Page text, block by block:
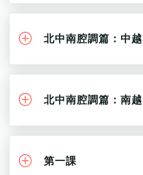
北中南腔調篇：中越
北中南腔調篇：南越
第一課